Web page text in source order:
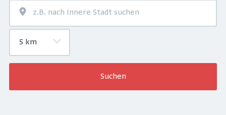
Suchen